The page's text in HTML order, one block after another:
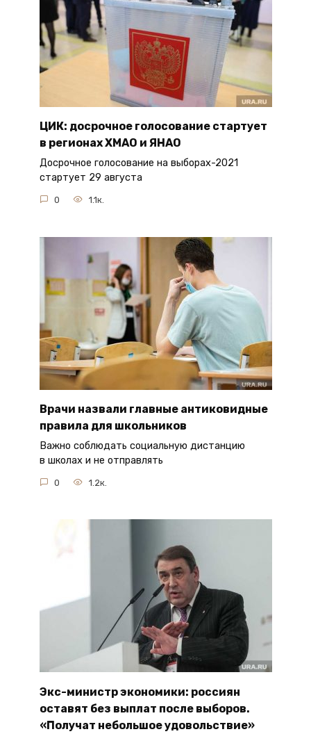
ЦИК: досрочное голосование стартует
в регионах ХМАО и ЯНАО
Досрочное голосование на выборах-2021
стартует 29 августа
0 1.1к.
Врачи назвали главные антиковидные
правила для школьников
Важно соблюдать социальную дистанцию
в школах и не отправлять
0 1.2к.
Экс-министр экономики: россиян
оставят без выплат после выборов.
«Получат небольшое удовольствие»